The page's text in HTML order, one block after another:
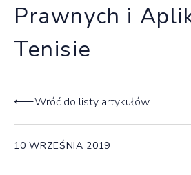
Prawnych i
Tenisie
Wróć do listy artykułów
10 WRZEŚNIA 2019